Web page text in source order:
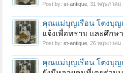
Post by: st-antique 31 พฤษภาคม
คุณแม่บุญเรือน โตงบุญ
แจ้งเพื่อทราบ และศึก
Post by: st-antique 26 พฤษภาคม
คุณแม่บุญเรือน โตงบุญ